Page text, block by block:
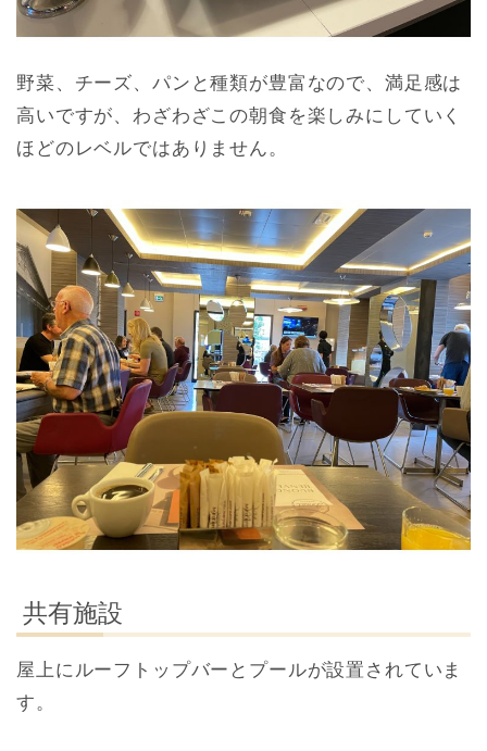
野菜、チーズ、パンと種類が豊富なので、満足感は
高いですが、わざわざこの朝食を楽しみにしていく
ほどのレベルではありません。
共有施設
屋上にルーフトップバーとプールが設置されていま
す。